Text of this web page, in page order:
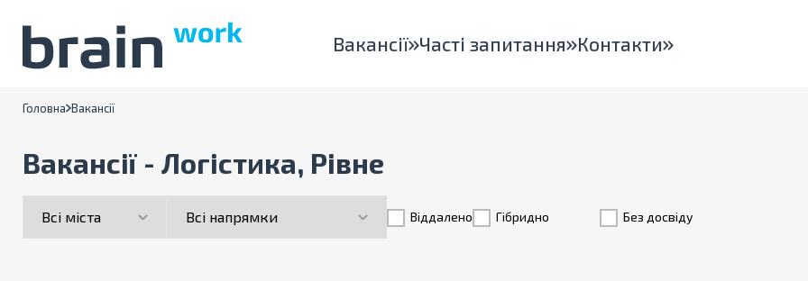
Вакансії Часті запитання Контакти
Головна Вакансії
Вакансії - Логістика, Рівне
Віддалено Гiбридно Без досвіду